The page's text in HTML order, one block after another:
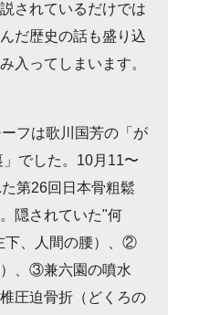
されているだけでは
だ歴史の話も盛り込
入ってしまいます。
フは歌川国芳の「が
でした。10月11〜
第26回日本骨粗鬆
隠されていた"何
下、人間の腰）、②
、③兼六園の噴水
圧迫骨折（どくろの